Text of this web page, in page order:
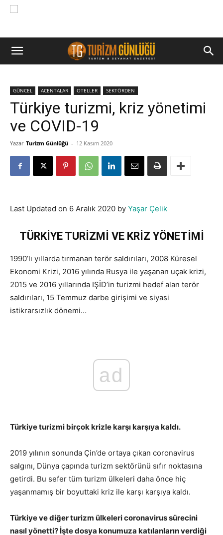
GÜNCEL ACENTALAR OTELLER SEKTÖRDEN
Türkiye turizmi, kriz yönetimi
ve COVID-19
Yazar Turizm Günlüğü - 12 Kasım 2020
Last Updated on 6 Aralık 2020 by Yaşar Çelik
TÜRKİYE TURİZMİ VE KRİZ YÖNETİMİ
1990’lı yıllarda tırmanan terör saldırıları, 2008 Küresel
Ekonomi Krizi, 2016 yılında Rusya ile yaşanan uçak krizi,
2015 ve 2016 yıllarında IŞİD’in turizmi hedef alan terör
saldırıları, 15 Temmuz darbe girişimi ve siyasi
istikrarsızlık dönemi…
ad
Türkiye turizmi birçok krizle karşı karşıya kaldı.
2019 yılının sonunda Çin’de ortaya çıkan coronavirus
salgını, Dünya çapında turizm sektörünü sıfır noktasına
getirdi. Bu sefer tüm turizm ülkeleri daha önce hiç
yaşanmamış bir boyuttaki kriz ile karşı karşıya kaldı.
Türkiye ve diğer turizm ülkeleri coronavirus sürecini
nasıl yönetti? İşte dosya konumuza katılanların verdiği